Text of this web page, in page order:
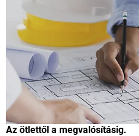
Az ötlettől a megvalósításig.